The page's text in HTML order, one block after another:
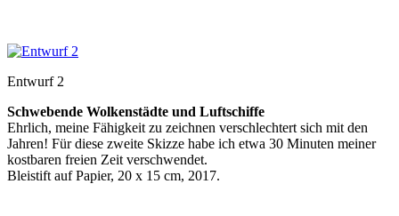
Entwurf 2
Schwebende Wolkenstädte und Luftschiffe
Ehrlich, meine Fähigkeit zu zeichnen verschlechtert sich mit den
Jahren! Für diese zweite Skizze habe ich etwa 30 Minuten meiner
kostbaren freien Zeit verschwendet.
Bleistift auf Papier, 20 x 15 cm, 2017.